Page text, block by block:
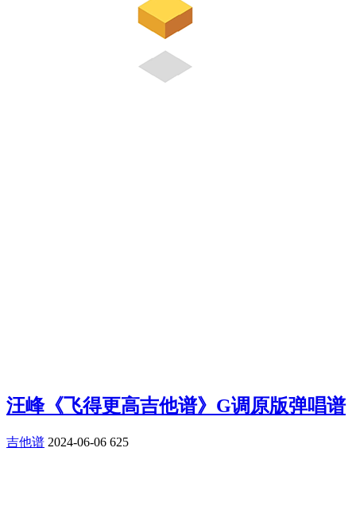
汪峰《飞得更高吉他谱》G调原版弹唱谱
吉他谱 2024-06-06 625